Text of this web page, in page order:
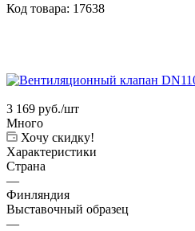
Код товара: 17638
3 169 руб./шт
Много
Хочу скидку!
Характеристики
Страна
—
Финляндия
Выставочный образец
—